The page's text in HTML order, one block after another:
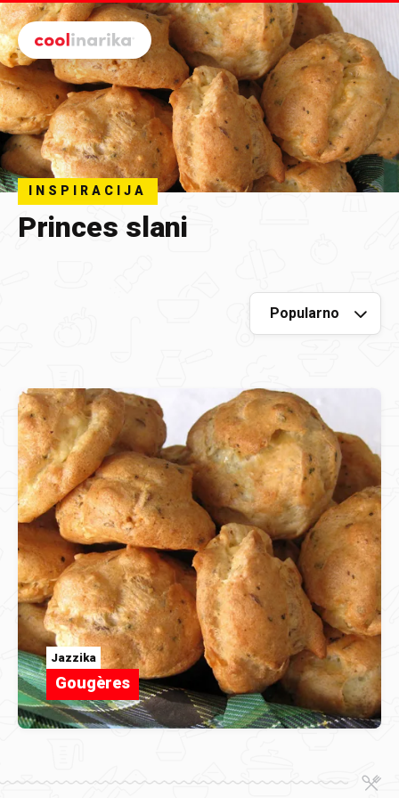
Preskoči na glavni sadržaj
INSPIRACIJA
Princes slani
Jazzika
Gougères